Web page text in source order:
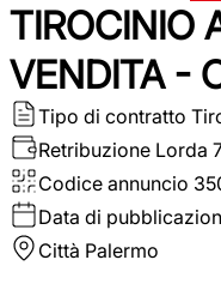
TIROCINIO
VENDITA -
Tipo di contratto
Retribuzione Lorda
Codice annuncio
Data di
Città Palermo